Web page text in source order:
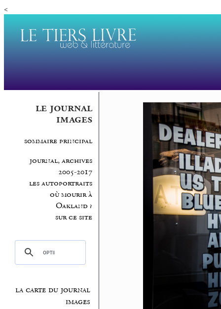
<
le journal
images
sommaire principal
journal, archives
2005-2017
les autoportraits
où mourir à
Oakland ?
sur ce site
la carte du journal
images